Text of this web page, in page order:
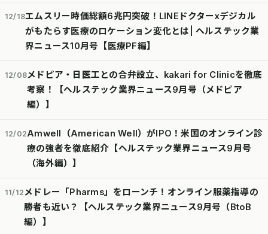
12/18エムスリー時価総額6兆円突破！LINEドクターxデジカル
がもたらす医療のロケーション変化とは| ヘルステック業
界ニュース10月号【医療PF編】
12/08メドピア・日医工との合弁設立、kakari for Clinicを徹底
考察！【ヘルステック業界ニュース9月号（メドピア
編）】
12/02Amwell（American Well）がIPO！米国のオンライン診
療の強者を徹底紹介【ヘルステック業界ニュース9月号
（海外編）】
11/12メドレー「Pharms」をローンチ！オンライン服薬指導の
勝者も近い？【ヘルステック業界ニュース9月号（BtoB
編）】